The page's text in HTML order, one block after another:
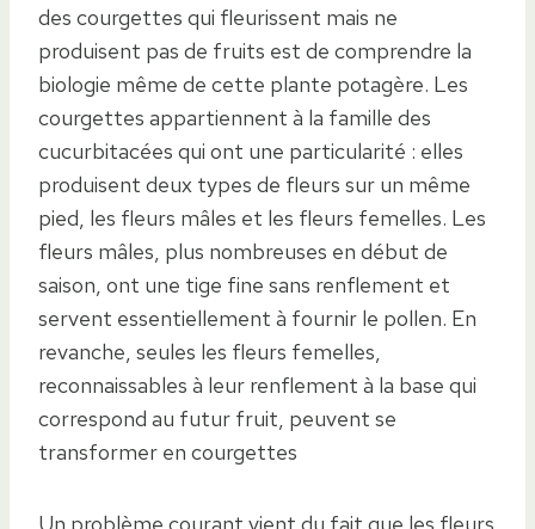
des courgettes qui fleurissent mais ne
produisent pas de fruits est de comprendre la
biologie même de cette plante potagère. Les
courgettes appartiennent à la famille des
cucurbitacées qui ont une particularité : elles
produisent deux types de fleurs sur un même
pied, les fleurs mâles et les fleurs femelles. Les
fleurs mâles, plus nombreuses en début de
saison, ont une tige fine sans renflement et
servent essentiellement à fournir le pollen. En
revanche, seules les fleurs femelles,
reconnaissables à leur renflement à la base qui
correspond au futur fruit, peuvent se
transformer en courgettes
Un problème courant vient du fait que les fleurs